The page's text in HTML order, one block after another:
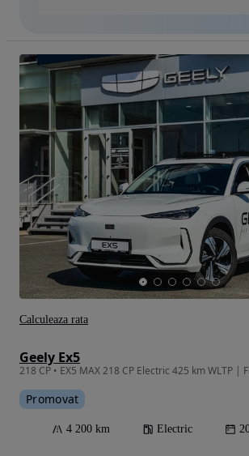
Geely Ex5
Promovat
4 200 km Electric
Calculeaza rata